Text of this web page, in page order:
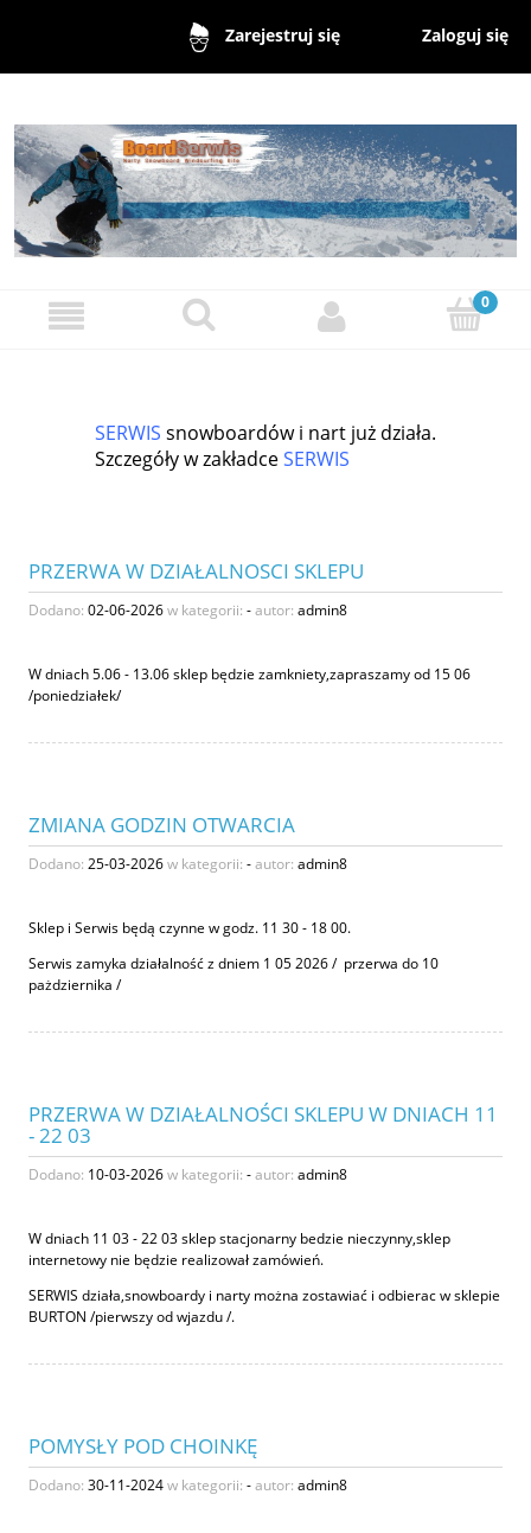
Zarejestruj się Zaloguj się
SERWIS snowboardów i nart już działa.
Szczegóły w zakładceSERWIS
PRZERWA W DZIAŁALNOSCI SKLEPU
Dodano: 02-06-2026w kategorii: -autor: admin8
W dniach 5.06 - 13.06 sklep będzie zamkniety,zapraszamy od 15 06
/poniedziałek/
ZMIANA GODZIN OTWARCIA
Dodano: 25-03-2026w kategorii: -autor: admin8
Sklep i Serwis będą czynne w godz. 11 30 - 18 00.
Serwis zamyka działalność z dniem 1 05 2026 / przerwa do 10
pażdziernika /
PRZERWA W DZIAŁALNOŚCI SKLEPU W DNIACH 11
- 22 03
Dodano: 10-03-2026w kategorii: -autor: admin8
W dniach 11 03 - 22 03 sklep stacjonarny bedzie nieczynny,sklep
internetowy nie będzie realizował zamówień.
SERWIS działa,snowboardy i narty można zostawiać i odbierac w sklepie
BURTON /pierwszy od wjazdu /.
POMYSŁY POD CHOINKĘ
Dodano: 30-11-2024w kategorii: -autor: admin8